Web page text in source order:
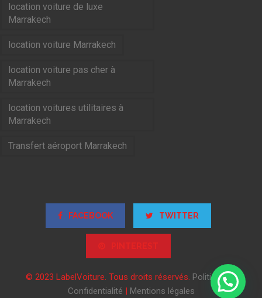
location voiture de luxe
Marrakech
location voiture Marrakech
location voiture pas cher à
Marrakech
location voitures utilitaires à
Marrakech
Transfert aéroport Marrakech
FACEBOOK TWITTER
PINTEREST
© 2023 LabelVoiture. Tous droits réservés. Politique de
Confidentialité | Mentions légales